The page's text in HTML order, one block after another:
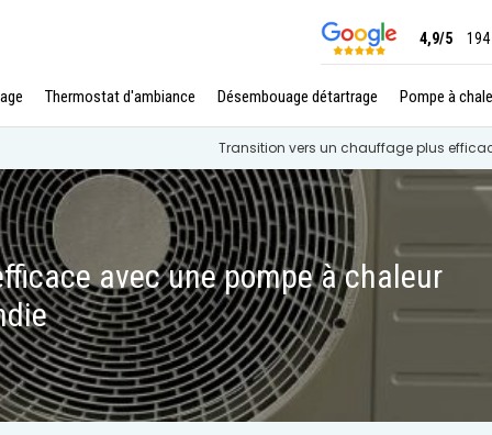
4,9/5 194
Thermostat d'ambiance Désembouage détartrage Pompe à
Transition vers un chauffage plus
avec une pompe à chaleur